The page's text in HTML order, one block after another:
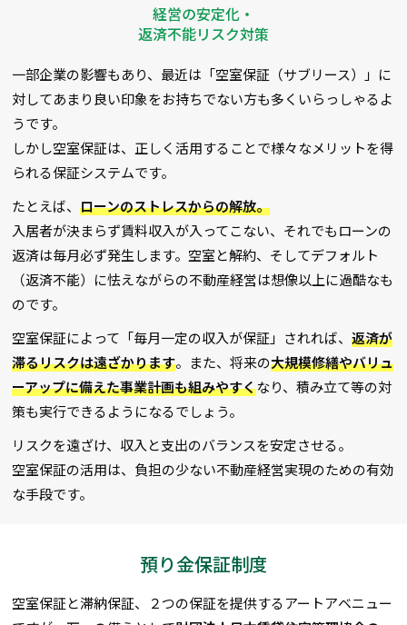
経営の安定化・
返済不能リスク対策
一部企業の影響もあり、最近は「空室保証（サブリース）」に
対してあまり良い印象をお持ちでない方も多くいらっしゃるよ
うです。
しかし空室保証は、正しく活用することで様々なメリットを得
られる保証システムです。
たとえば、ローンのストレスからの解放。
入居者が決まらず賃料収入が入ってこない、それでもローンの
返済は毎月必ず発生します。空室と解約、そしてデフォルト
（返済不能）に怯えながらの不動産経営は想像以上に過酷なも
のです。
空室保証によって「毎月一定の収入が保証」されれば、返済が
滞るリスクは遠ざかります。また、将来の大規模修繕やバリュ
ーアップに備えた事業計画も組みやすくなり、積み立て等の対
策も実行できるようになるでしょう。
リスクを遠ざけ、収入と支出のバランスを安定させる。
空室保証の活用は、負担の少ない不動産経営実現のための有効
な手段です。
預り金保証制度
空室保証と滞納保証、２つの保証を提供するアートアベニュー